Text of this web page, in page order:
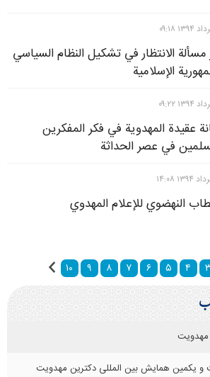
مسألة الانتظار في تشكيل النظام السياسي
الإسلامية
عقيدة المهدوية في فكر المفكرين
في عصر الحداثة
النهضوي للإعلام المهدوي
۳ ۴ ۵ ۶ ۷ ۸ ۹ ۱۰
مهدویت
یکمین همایش بین المللی دکترین مهدویت